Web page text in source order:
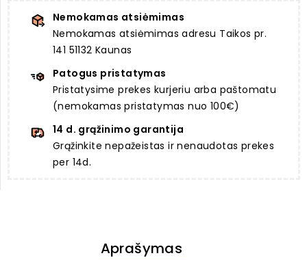
Nemokamas atsiėmimas
Nemokamas atsiėmimas adresu Taikos pr.
141 51132 Kaunas
Patogus pristatymas
Pristatysime prekes kurjeriu arba paštomatu
(nemokamas pristatymas nuo 100€)
14 d. grąžinimo garantija
Grąžinkite nepažeistas ir nenaudotas prekes
per 14d.
Aprašymas